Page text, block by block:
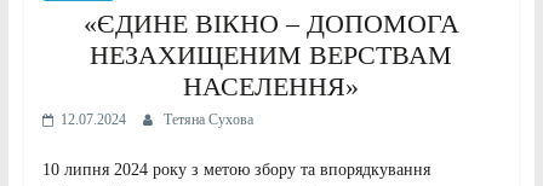
«ЄДИНЕ ВІКНО – ДОПОМОГА
НЕЗАХИЩЕНИМ ВЕРСТВАМ
НАСЕЛЕННЯ»
12.07.2024 Тетяна Сухова
10 липня 2024 року з метою збору та впорядкування